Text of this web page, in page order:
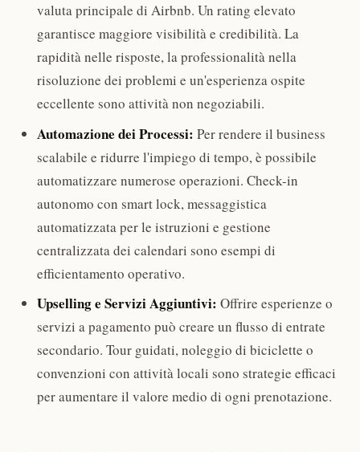
valuta principale di Airbnb. Un rating elevato
garantisce maggiore visibilità e credibilità. La
rapidità nelle risposte, la professionalità nella
risoluzione dei problemi e un'esperienza ospite
eccellente sono attività non negoziabili.
Automazione dei Processi: Per rendere il business
scalabile e ridurre l'impiego di tempo, è possibile
automatizzare numerose operazioni. Check-in
autonomo con smart lock, messaggistica
automatizzata per le istruzioni e gestione
centralizzata dei calendari sono esempi di
efficientamento operativo.
Upselling e Servizi Aggiuntivi: Offrire esperienze o
servizi a pagamento può creare un flusso di entrate
secondario. Tour guidati, noleggio di biciclette o
convenzioni con attività locali sono strategie efficaci
per aumentare il valore medio di ogni prenotazione.